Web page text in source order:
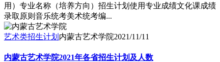
用）专业名称（培养方向）招生计划使用专业成绩文化课成绩
录取原则音乐统考美术统考编...
艺术类招生计划 内蒙古艺术学院2021/11/11
内蒙古艺术学院2021年各省招生计划及人数